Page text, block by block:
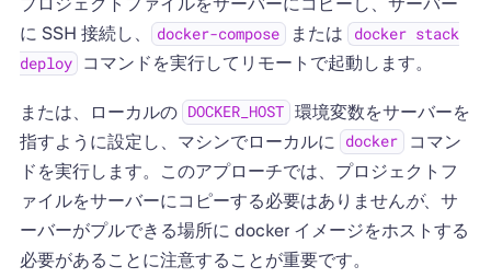
に SSH 接続し、
docker-compose または
docker stack
deploy
コマンドを実行してリモートで起動します。
または、ローカルの DOCKER_HOST 環境変数をサーバーを
指すように設定し、マシンでローカルに
docker
コマン
ドを実行します。このアプローチでは、プロジェクトフ
ァイルをサーバーにコピーする必要はありませんが、サ
ーバーがプルできる場所に docker イメージをホストする
必要があることに注意することが重要です。